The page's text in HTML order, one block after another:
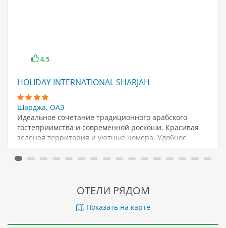
4.5
HOLIDAY INTERNATIONAL SHARJAH
Шарджа, ОАЭ
Идеальное сочетание традиционного арабского
гостеприимства и современной роскоши. Красивая
зеленая территория и уютные номера. Удобное…
ОТЕЛИ РЯДОМ
Показать на карте